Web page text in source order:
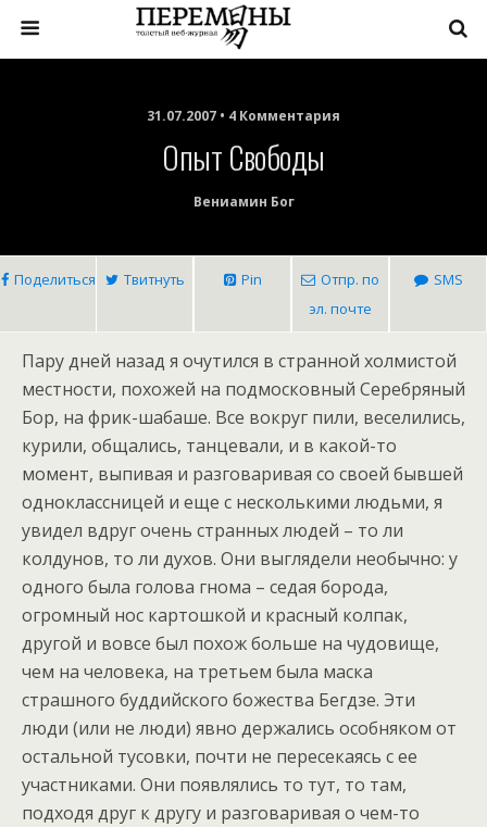
31.07.2007 • 4 Комментария
Опыт Свободы
Вениамин Бог
Поделиться Твитнуть Pin
Отпр. по
эл. почте
SMS
Пару дней назад я очутился в странной холмистой
местности, похожей на подмосковный Серебряный
Бор, на фрик-шабаше. Все вокруг пили, веселились,
курили, общались, танцевали, и в какой-то
момент, выпивая и разговаривая со своей бывшей
одноклассницей и еще с несколькими людьми, я
увидел вдруг очень странных людей – то ли
колдунов, то ли духов. Они выглядели необычно: у
одного была голова гнома – седая борода,
огромный нос картошкой и красный колпак,
другой и вовсе был похож больше на чудовище,
чем на человека, на третьем была маска
страшного буддийского божества Бегдзе. Эти
люди (или не люди) явно держались особняком от
остальной тусовки, почти не пересекаясь с ее
участниками. Они появлялись то тут, то там,
подходя друг к другу и разговаривая о чем-то